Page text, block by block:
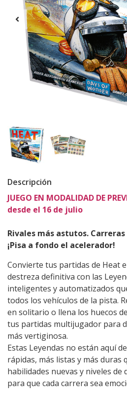
Descripción
JUEGO EN MODALIDAD DE
desde el 16 de julio
Rivales más astutos.
¡Pisa a fondo el acelerador!
Convierte tus partidas de Heat
destreza definitiva con las
inteligentes y automatizados
todos los vehículos de la pista.
en solitario o llena los huecos
tus partidas multijugador para
más vertiginosa.
Estas Leyendas no están aquí
rápidas, más listas y más duras
habilidades nuevas y niveles de
para que cada carrera sea